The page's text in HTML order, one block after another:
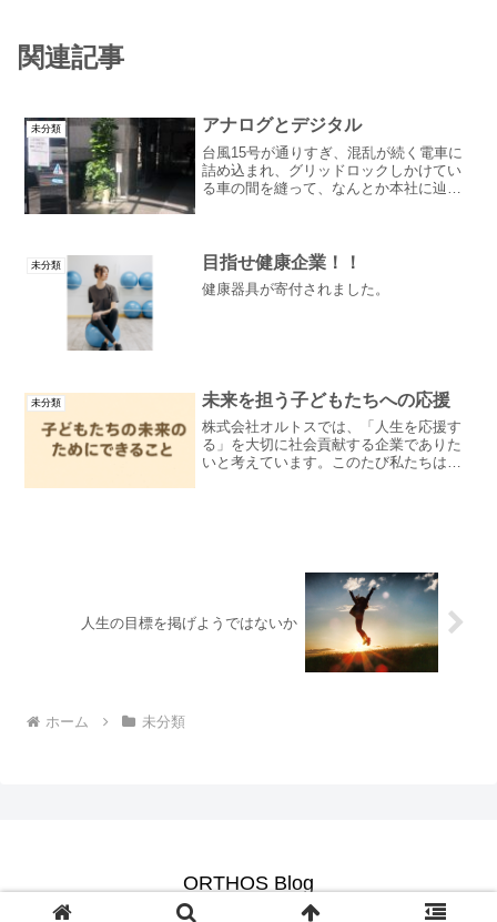
関連記事
未分類 アナログとデジタル
台風15号が通りすぎ、混乱が続く電車に
詰め込まれ、グリッドロックしかけてい
る車の間を縫って、なんとか本社に辿り
らない、 掛けられない...
未分類 目指せ健康企業！！
健康器具が寄付されました。
未分類 未来を担う子どもたちへの応援
株式会社オルトスでは、「人生を応援す
る」を大切に社会貢献する企業でありた
いと考えています。このたび私たちは、
人生の目標を掲げようではないか
ホーム 未分類
ORTHOS Blog
© 2019 ORTHOS Blog.